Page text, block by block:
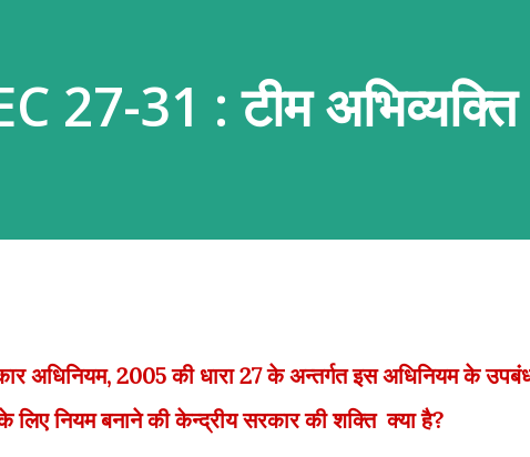
27-31 : टीम अभिव्यक्ति
अधिनियम, 2005 की धारा 27 के अन्तर्गत इस अधिनियम के
लिए नियम बनाने की केन्द्रीय सरकार की शक्ति क्या है?